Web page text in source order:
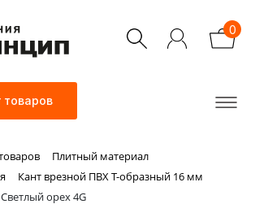
0
товаров
Плитный материал
Кант врезной ПВХ Т-образный 16 мм
орех 4G